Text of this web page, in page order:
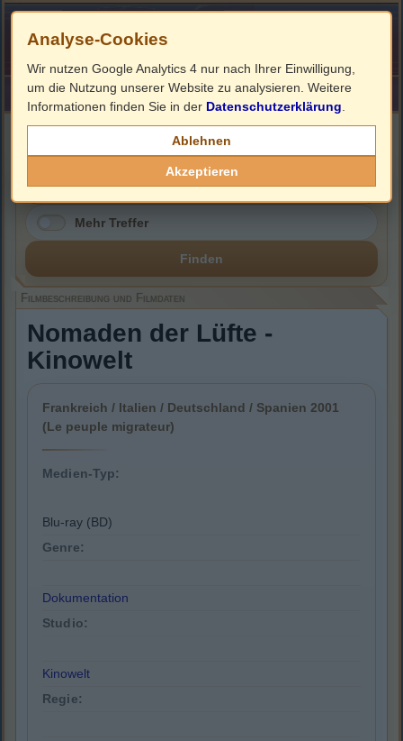
HOME ImpressumLinks
Filmbeschreibung, Cover & Blu-ray Infos
Mehr Treffer
Finden
Filmbeschreibung und Filmdaten
Nomaden der Lüfte -
Kinowelt
Frankreich / Italien / Deutschland / Spanien 2001
(Le peuple migrateur)
Medien-Typ:
Blu-ray (BD)
Genre:
Dokumentation
Studio:
Kinowelt
Regie:
Analyse-Cookies
Wir nutzen Google Analytics 4 nur nach Ihrer Einwilligung,
um die Nutzung unserer Website zu analysieren. Weitere
Informationen finden Sie in der Datenschutzerklärung
Ablehnen
Akzeptieren